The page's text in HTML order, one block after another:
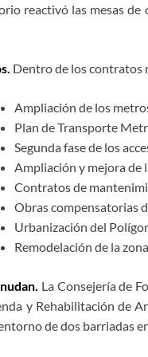
reactivó las mesas
Dentro de los contratos
Ampliación de los
Plan de Transporte
Segunda fase de los
Ampliación y mejora de
Contratos de
Obras compensatorias
Urbanización del
Remodelación de la
La Consejería de
y Rehabilitación de
de dos barriadas